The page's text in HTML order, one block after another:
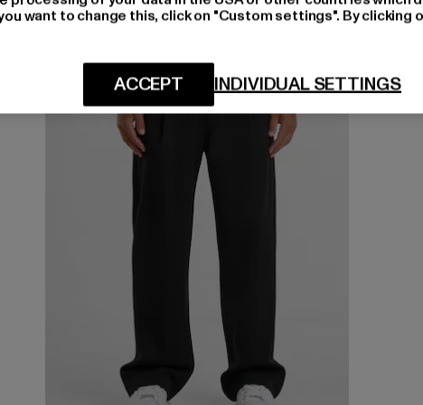
-12%
want to change this, click on "Custom settings". By clicking
INDIVIDUAL SETTINGS
ACCEPT